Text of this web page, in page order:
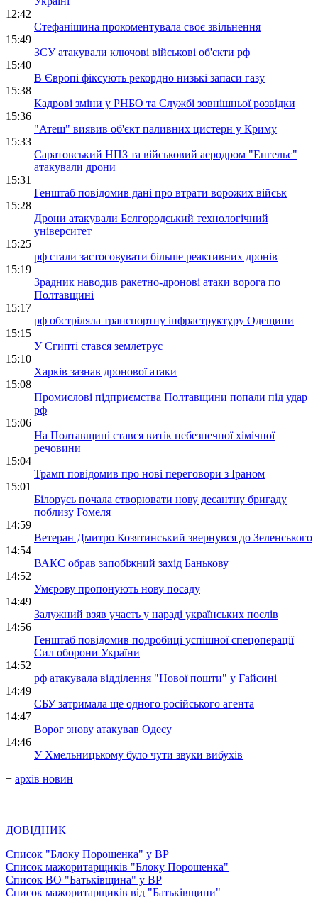
12:42
Стефанішина прокоментувала своє звільнення
15:49
ЗСУ атакували ключові військові об'єкти рф
15:40
В Європі фіксують рекордно низькі запаси газу
15:38
Кадрові зміни у РНБО та Службі зовнішньої розвідки
15:36
"Атеш" виявив об'єкт паливних цистерн у Криму
15:33
Саратовський НПЗ та військовий аеродром "Енгельс"
атакували дрони
15:31
Генштаб повідомив дані про втрати ворожих військ
15:28
Дрони атакували Бєлгородський технологічний
університет
15:25
рф стали застосовувати більше реактивних дронів
15:19
Зрадник наводив ракетно-дронові атаки ворога по
Полтавщині
15:17
рф обстріляла транспортну інфраструктуру Одещини
15:15
У Єгипті стався землетрус
15:10
Харків зазнав дронової атаки
15:08
Промислові підприємства Полтавщини попали під удар
рф
15:06
На Полтавщині стався витік небезпечної хімічної
речовини
15:04
Трамп повідомив про нові переговори з Іраном
15:01
Білорусь почала створювати нову десантну бригаду
поблизу Гомеля
14:59
Ветеран Дмитро Козятинський звернувся до Зеленського
14:54
ВАКС обрав запобіжний захід Банькову
14:52
Умєрову пропонують нову посаду
14:49
Залужний взяв участь у нараді українських послів
14:56
Генштаб повідомив подробиці успішної спецоперації
Сил оборони України
14:52
рф атакувала відділення "Нової пошти" у Гайсині
14:49
СБУ затримала ще одного російського агента
14:47
Ворог знову атакував Одесу
14:46
У Хмельницькому було чути звуки вибухів
+ архів новин
ДОВІДНИК
Список "Блоку Порошенка" у ВР
Список мажоритарщиків "Блоку Порошенка"
Список ВО "Батьківщина" у ВР
Список мажоритарщиків від "Батьківщини"